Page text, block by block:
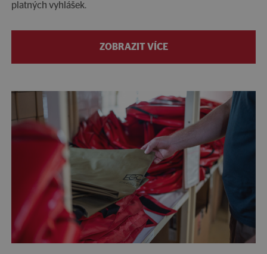
platných vyhlášek.
ZOBRAZIT VÍCE